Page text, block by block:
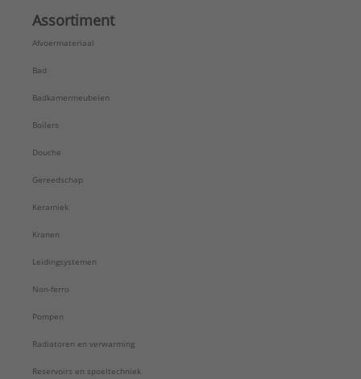
Assortiment
Afvoermateriaal
Bad
Badkamermeubelen
Boilers
Douche
Gereedschap
Keramiek
Kranen
Leidingsystemen
Non-ferro
Pompen
Radiatoren en verwarming
Reservoirs en spoeltechniek